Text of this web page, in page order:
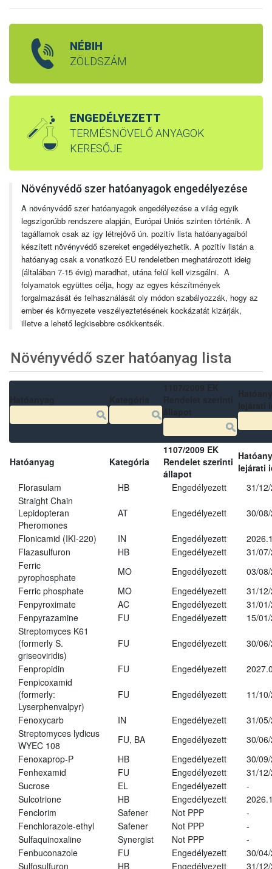
NÉBIH
ZÖLDSZÁM
ENGEDÉLYEZETT
TERMÉSNÖVELŐ ANYAGOK
KERESŐJE
Növényvédő szer hatóanyagok engedélyezése
A növényvédő szer hatóanyagok engedélyezése a világ egyik
legszigorúbb rendszere alapján, Európai Uniós szinten történik. A
tagállamok csak az így létrejövő ún. pozitív lista hatóanyagaiból
készített növényvédő szereket engedélyezhetik. A pozitív listán a
hatóanyag csak a vonatkozó EU rendeletben meghatározott ideig
(általában 7-15 évig) maradhat, utána felül kell vizsgálni. A
folyamatok együttes célja, hogy az egyes készítmények
forgalmazását és felhasználását oly módon szabályozzák, hogy az
ember és környezete veszélyeztetésének kockázatát kizárják,
illetve a lehető legkisebbre csökkentsék.
Növényvédő szer hatóanyag lista
Hatóanyag Kategória
1107/2009 EK
Rendelet szerinti
állapot
lejárati
Florasulam
HB Engedélyezett
31/
Straight Chain
Lepidopteran
Pheromones
AT Engedélyezett 30/
Flonicamid (IKI-220) IN Engedélyezett
Flazasulfuron
HB Engedélyezett
31/
Ferric
pyrophosphate
MO Engedélyezett
03/
Ferric phosphate
MO Engedélyezett
31/
Fenpyroximate
AC Engedélyezett
31/
Fenpyrazamine
FU Engedélyezett
15/
Streptomyces K61
(formerly S.
griseoviridis)
FU Engedélyezett 30/
Fenpropidin FU Engedélyezett
Fenpicoxamid
(formerly:
Lyserphenvalpyr)
FU Engedélyezett 11/
Fenoxycarb IN Engedélyezett
31/
Streptomyces lydicus
WYEC 108
FU, BA Engedélyezett
30/
Fenoxaprop-P
HB Engedélyezett
30/
Fenhexamid
FU Engedélyezett
31/
Sucrose
EL Engedélyezett
-
Sulcotrione
HB Engedélyezett
Fenclorim
Safener Not PPP
-
Fenchlorazole-ethyl
Safener Not PPP
-
Sulfaquinoxaline
Synergist Not PPP
-
Fenbuconazole
FU Engedélyezett
30/
Sulfosulfuron
HB Engedélyezett
31/